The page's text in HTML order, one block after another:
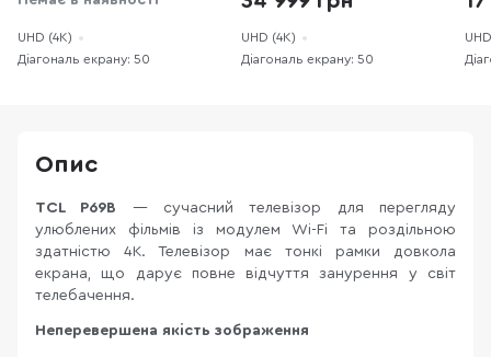
UHD (4K)
Діагональ екрану: 50
UHD (4K)
Діагональ екрану: 50
Опис
TCL P69B — сучасний телевізор для перегляду
улюблених фільмів із модулем Wi-Fi та роздільною
здатністю 4К. Телевізор має тонкі рамки довкола
екрана, що дарує повне відчуття занурення у світ
телебачення.
Неперевершена якість зображення